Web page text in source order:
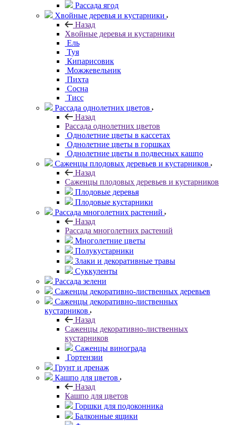
Рассада ягод
Хвойные деревья и кустарники
Назад
Хвойные деревья и кустарники
Ель
Туя
Кипарисовик
Можжевельник
Пихта
Сосна
Тисc
Рассада однолетних цветов
Назад
Рассада однолетних цветов
Однолетние цветы в кассетах
Однолетние цветы в горшках
Однолетние цветы в подвесных кашпо
Саженцы плодовых деревьев и кустарников
Назад
Саженцы плодовых деревьев и кустарников
Плодовые деревья
Плодовые кустарники
Рассада многолетних растений
Назад
Рассада многолетних растений
Многолетние цветы
Полукустарники
Злаки и декоративные травы
Суккуленты
Рассада зелени
Саженцы декоративно-лиственных деревьев
Саженцы декоративно-лиственных
кустарников
Назад
Саженцы декоративно-лиственных
кустарников
Саженцы винограда
Гортензии
Грунт и дренаж
Кашпо для цветов
Назад
Кашпо для цветов
Горшки для подоконника
Балконные ящики